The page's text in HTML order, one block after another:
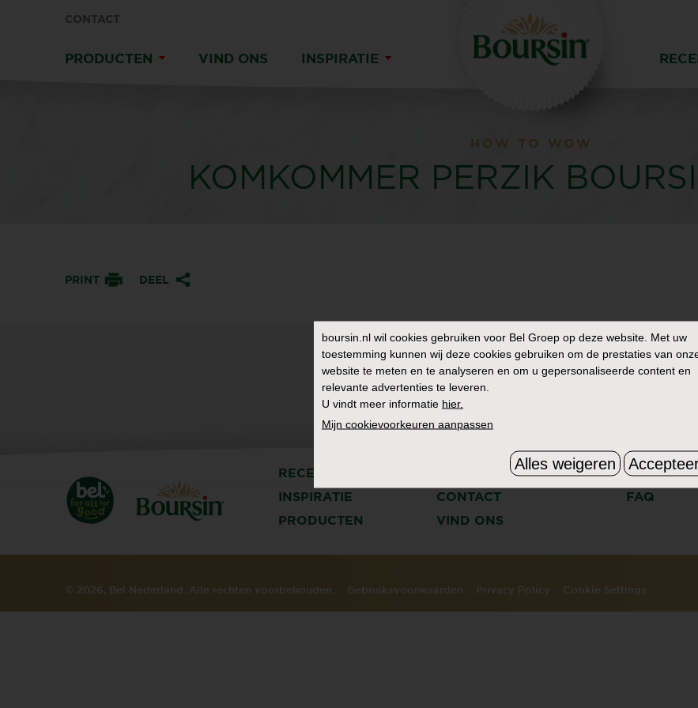
CONTACT
PRODUCTEN VIND ONS INSPIRATIE
HOW TO WOW
KOMKOMMER PERZIK
PRINT DEEL
RECEPTEN HET VERHAAL
ZOEK
INSPIRATIE
CONTACT
FAQ
PRODUCTEN
VIND ONS
© 2026, Bel Nederland. Alle rechten voorbehouden. Gebruiksvoorwaarden Privacy Policy Cookie Settings
boursin.nl wil cookies gebruiken voor Bel Groep op deze website. Met uw
toestemming kunnen wij deze cookies gebruiken om de prestaties van
website te meten en te analyseren en om u gepersonaliseerde content en
relevante advertenties te leveren.
U vindt meer informatie hier.
Mijn cookievoorkeuren aanpassen
Alles weigeren